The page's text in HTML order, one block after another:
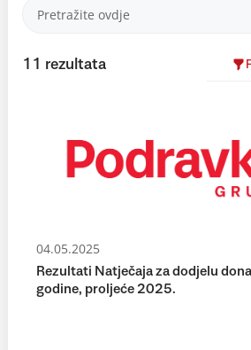
11 rezultata
04.05.2025
Rezultati Natječaja za dodjelu
godine, proljeće 2025.